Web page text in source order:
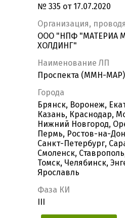
№ 335 от 17.07.2020
Организация,
ООО "НПФ "МАТЕРИА
ХОЛДИНГ"
Наименование ЛП
Проспекта (ММН-МАР)
Города
Брянск, Воронеж,
Казань, Краснодар,
Нижний Новгород,
Пермь, Ростов-на-
Санкт-Петербург,
Смоленск,
Томск, Челябинск,
Ярославль
Фаза КИ